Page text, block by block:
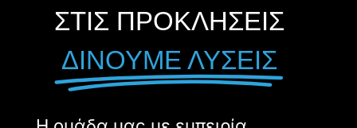
ΣΤΙΣ ΠΡΟΚΛΗΣΕΙΣ
ΔΙΝΟΥΜΕ ΛΥΣΕΙΣ